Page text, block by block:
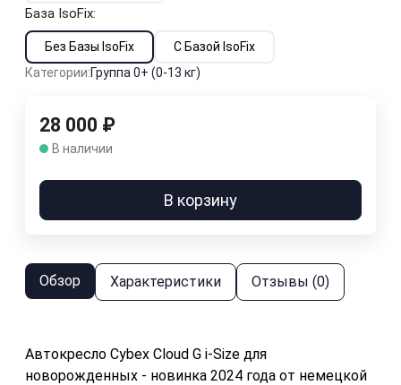
База IsoFix:
Без Базы IsoFix
С Базой IsoFix
Категории:Группа 0+ (0-13 кг)
28 000 ₽
В наличии
В корзину
Обзор Характеристики Отзывы (0)
Автокресло Cybex Cloud G i-Size для
новорожденных - новинка 2024 года от немецкой